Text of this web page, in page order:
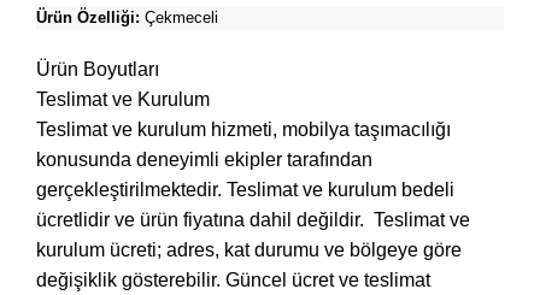
Ürün Özelliği: Çekmeceli
Ürün Boyutları
Teslimat ve Kurulum
Teslimat ve kurulum hizmeti, mobilya taşımacılığı
konusunda deneyimli ekipler tarafından
gerçekleştirilmektedir. Teslimat ve kurulum bedeli
ücretlidir ve ürün fiyatına dahil değildir. ‎ Teslimat ve
kurulum ücreti; adres, kat durumu ve bölgeye göre
değişiklik gösterebilir. Güncel ücret ve teslimat